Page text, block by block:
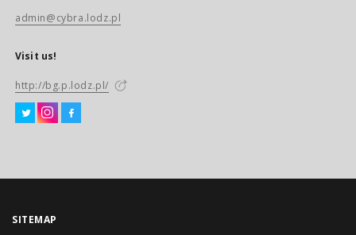
admin@cybra.lodz.pl
Visit us!
http://bg.p.lodz.pl/
SITEMAP